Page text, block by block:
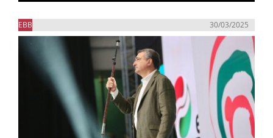
EBB 30/03/2025